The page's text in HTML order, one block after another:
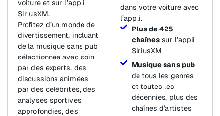
voiture et sur l’appli
SiriusXM.
Profitez d’un monde de
divertissement, incluant
de la musique sans pub
sélectionnée avec soin
par des experts, des
discussions animées
par des célébrités, des
analyses sportives
approfondies, des
dans votre voiture avec
l’appli.
Plus de 425
chaînes sur l’appli
SiriusXM
Musique sans pub
de tous les genres
et toutes les
décennies, plus des
chaînes d’artistes